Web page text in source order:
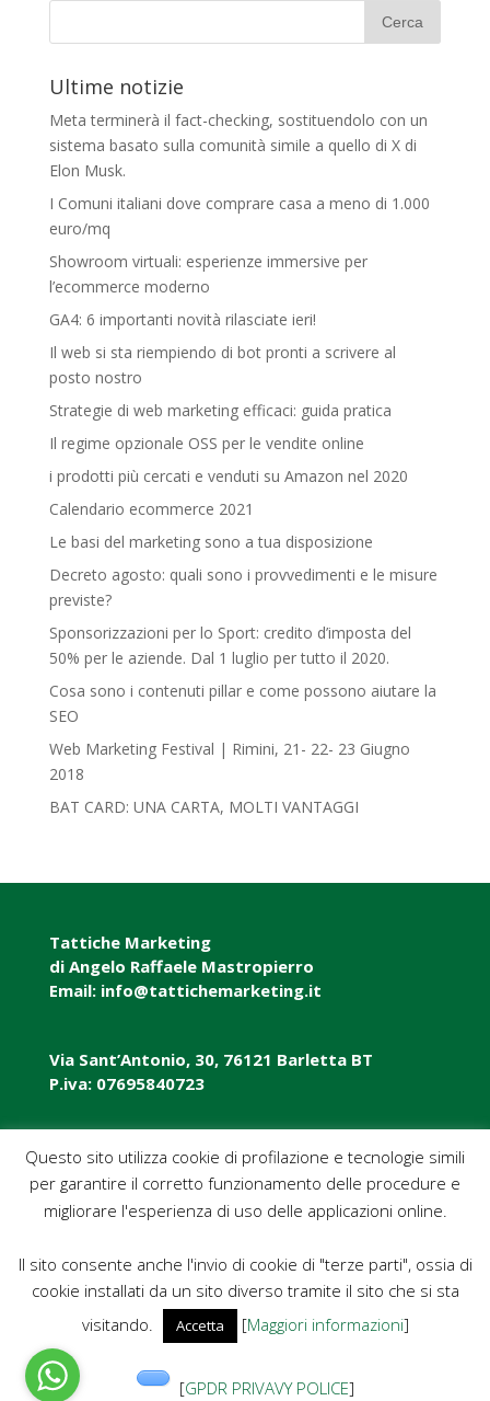
Ultime notizie
Meta terminerà il fact-checking, sostituendolo con un
sistema basato sulla comunità simile a quello di X di
Elon Musk.
I Comuni italiani dove comprare casa a meno di 1.000
euro/mq
Showroom virtuali: esperienze immersive per
l’ecommerce moderno
GA4: 6 importanti novità rilasciate ieri!
Il web si sta riempiendo di bot pronti a scrivere al
posto nostro
Strategie di web marketing efficaci: guida pratica
Il regime opzionale OSS per le vendite online
i prodotti più cercati e venduti su Amazon nel 2020
Calendario ecommerce 2021
Le basi del marketing sono a tua disposizione
Decreto agosto: quali sono i provvedimenti e le misure
previste?
Sponsorizzazioni per lo Sport: credito d’imposta del
50% per le aziende. Dal 1 luglio per tutto il 2020.
Cosa sono i contenuti pillar e come possono aiutare la
SEO
Web Marketing Festival | Rimini, 21- 22- 23 Giugno
2018‎
BAT CARD: UNA CARTA, MOLTI VANTAGGI
Tattiche Marketing
di Angelo Raffaele Mastropierro
Email: info@tattichemarketing.it
Via Sant’Antonio, 30, 76121 Barletta BT
P.iva: 07695840723
P.iva: 07695840723
Pec: tattichemarketing@pec.it
Blog News Guide
“Ragazzi in rete”
Questo sito utilizza cookie di profilazione e tecnologie simili
per garantire il corretto funzionamento delle procedure e
migliorare l'esperienza di uso delle applicazioni online.
Il sito consente anche l'invio di cookie di "terze parti", ossia di
cookie installati da un sito diverso tramite il sito che si sta
visitando.
Accetta [Maggiori informazioni]
[GPDR PRIVAVY POLICE]